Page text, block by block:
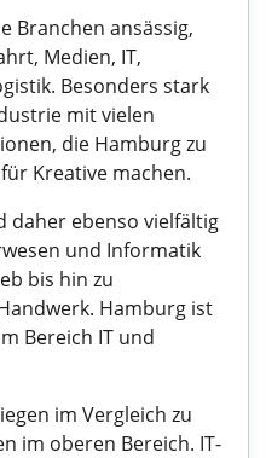
Branchen ansässig,
Medien, IT,
Besonders stark
mit vielen
die Hamburg zu
Kreative machen.
daher ebenso vielfältig
und Informatik
bis hin zu
Hamburg ist
Bereich IT und
im Vergleich zu
im oberen Bereich. IT-